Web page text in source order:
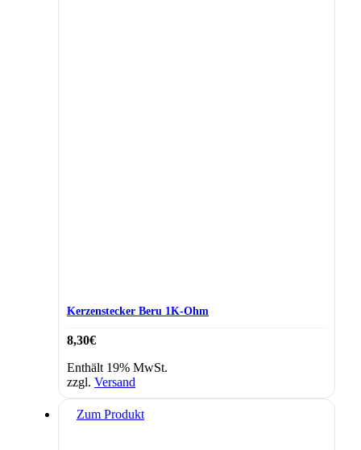
Kerzenstecker Beru 1K-Ohm
8,30€
Enthält 19% MwSt.
zzgl. Versand
Zum Produkt